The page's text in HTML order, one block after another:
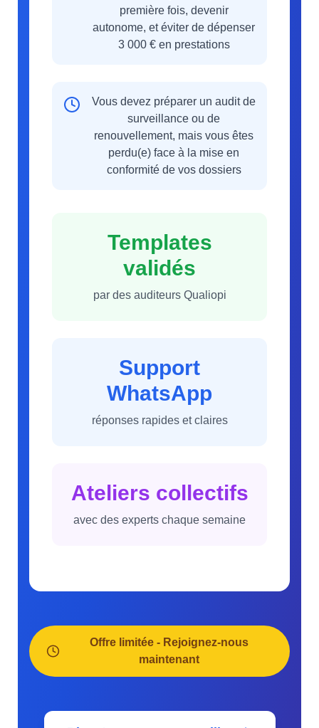
première fois, devenir
autonome, et éviter de dépenser
3 000 € en prestations
Vous devez préparer un audit de
surveillance ou de
renouvellement, mais vous êtes
perdu(e) face à la mise en
conformité de vos dossiers
Templates
validés
par des auditeurs Qualiopi
Support
WhatsApp
réponses rapides et claires
Ateliers collectifs
avec des experts chaque semaine
Offre limitée - Rejoignez-nous
maintenant